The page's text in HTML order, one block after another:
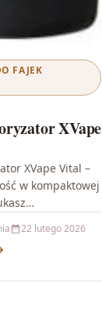
FAJEK
XVape
XVape Vital –
w kompaktowej
prostą obsługą,
XVape Vital…
22 lutego 2026